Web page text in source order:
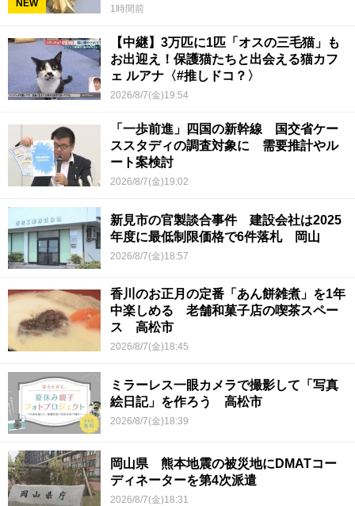
NEW 1時間前
【中継】3万匹に1匹「オスの三毛猫」も
お出迎え！保護猫たちと出会える猫カフ
ェ ルアナ〈#推しドコ？〉
2026/8/7(金)19:54
「一歩前進」四国の新幹線 国交省ケー
ススタディの調査対象に 需要推計やル
ート案検討
2026/8/7(金)19:02
新見市の官製談合事件 建設会社は2025
年度に最低制限価格で6件落札 岡山
2026/8/7(金)18:57
香川のお正月の定番「あん餅雑煮」を1年
中楽しめる 老舗和菓子店の喫茶スペー
ス 高松市
2026/8/7(金)18:45
ミラーレス一眼カメラで撮影して「写真
絵日記」を作ろう 高松市
2026/8/7(金)18:39
岡山県 熊本地震の被災地にDMATコー
ディネーターを第4次派遣
2026/8/7(金)18:31